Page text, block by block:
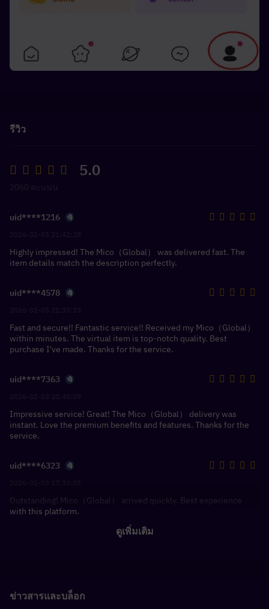
รีวิว
5.0
uid****1216
Highly impressed! The Mico（Global） was delivered fast. The
item details match the description perfectly.
uid****4578
Fast and secure!! Fantastic service!! Received my Mico（Global）
within minutes. The virtual item is top-notch quality. Best
purchase I've made. Thanks for the service.
uid****7363
Impressive service! Great! The Mico（Global） delivery was
instant. Love the premium benefits and features. Thanks for the
service.
uid****6323
Outstanding! Mico（Global） arrived quickly. Best experience
with this platform.
ดูเพิ่มเติม
ข่าวสารและบล็อก